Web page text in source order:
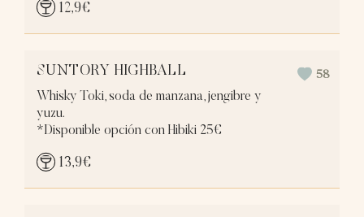
12,9€
SUNTORY HIGHBALL
Whisky Toki, soda de manzana, jengibre y
yuzu.
*Disponible opción con Hibiki 25€
58
13,9€